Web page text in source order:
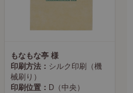
もなもな亭 様
印刷方法： シルク印刷（機
械刷り）
印刷位置： D（中央）